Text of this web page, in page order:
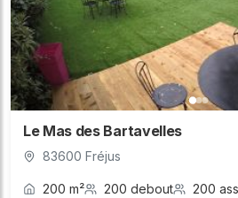
Le Mas des Bartavelles
83600 Fréjus
200 m² 200 debout 200